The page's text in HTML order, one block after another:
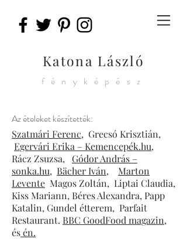
Katona László
fényképész
Az ételeket készítették:
Szatmári Ferenc, Grecsó Krisztián,
Egervári Erika – Kemencepék.hu,
Rácz Zsuzsa, Gódor András –
sonka.hu, Bächer Iván, Marton
Levente Magos Zoltán, Liptai Claudia,
Kiss Mariann, Béres Alexandra, Papp
Katalin, Gundel étterem, Parfait
Restaurant. BBC GoodFood magazin,
ésén.